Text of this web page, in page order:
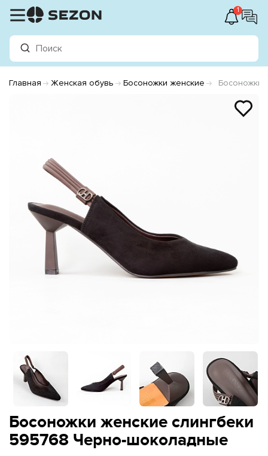
1
Главная Женская обувь Босоножки женские Босоножки
Босоножки женские слингбеки
595768 Черно-шоколадные